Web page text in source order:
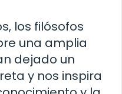
los filósofos
una amplia
dejado un
y nos inspira